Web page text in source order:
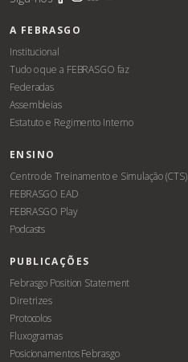
A FEBRASGO
Institucional
Tudo o que a FEBRASGO faz
Federadas
Assembleias
Estatuto e Regimento Interno
ENSINO
Centro de Treinamento e Simulação (CTS)
FEBRASGO EAD
FEBRASGO Play
Podcasts
PUBLICAÇÕES
Febrasgo Position Statement
Diretrizes
Protocolos
Fluxogramas
Posicionamentos Febrasgo